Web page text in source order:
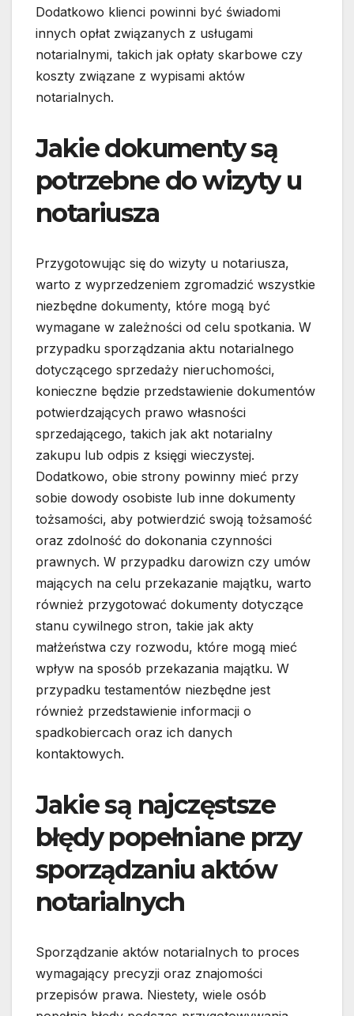
Dodatkowo klienci powinni być świadomi
innych opłat związanych z usługami
notarialnymi, takich jak opłaty skarbowe czy
koszty związane z wypisami aktów
notarialnych.
Jakie dokumenty są
potrzebne do wizyty u
notariusza
Przygotowując się do wizyty u notariusza,
warto z wyprzedzeniem zgromadzić wszystkie
niezbędne dokumenty, które mogą być
wymagane w zależności od celu spotkania. W
przypadku sporządzania aktu notarialnego
dotyczącego sprzedaży nieruchomości,
konieczne będzie przedstawienie dokumentów
potwierdzających prawo własności
sprzedającego, takich jak akt notarialny
zakupu lub odpis z księgi wieczystej.
Dodatkowo, obie strony powinny mieć przy
sobie dowody osobiste lub inne dokumenty
tożsamości, aby potwierdzić swoją tożsamość
oraz zdolność do dokonania czynności
prawnych. W przypadku darowizn czy umów
mających na celu przekazanie majątku, warto
również przygotować dokumenty dotyczące
stanu cywilnego stron, takie jak akty
małżeństwa czy rozwodu, które mogą mieć
wpływ na sposób przekazania majątku. W
przypadku testamentów niezbędne jest
również przedstawienie informacji o
spadkobiercach oraz ich danych
kontaktowych.
Jakie są najczęstsze
błędy popełniane przy
sporządzaniu aktów
notarialnych
Sporządzanie aktów notarialnych to proces
wymagający precyzji oraz znajomości
przepisów prawa. Niestety, wiele osób